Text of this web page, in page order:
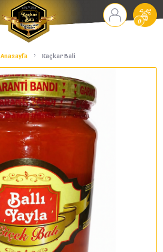
0
Anasayfa Kaçkar Bali